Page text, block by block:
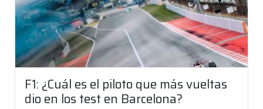
F1: ¿Cuál es el piloto que más vueltas
dio en los test en Barcelona?